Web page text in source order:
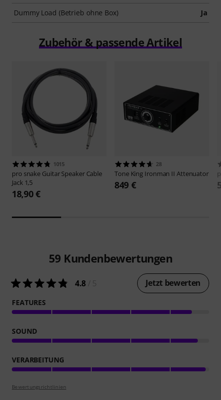
Dummy Load (Betrieb ohne Box) Ja
Zubehör & passende Artikel
1015
pro snake Guitar Speaker Cable
Jack 1,5
18,90 €
28
Tone King Ironman II Attenuator
849 €
59 Kundenbewertungen
4.8 Jetzt bewerten
FEATURES
SOUND
VERARBEITUNG
Bewertungsrichtlinien